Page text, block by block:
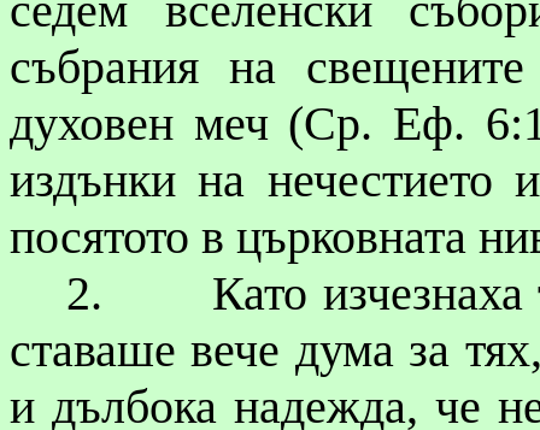
събрания на
духовен меч (Ср. Еф.
издънки на нечестието
посятото в църковната
2.
Като
ставаше вече дума за
и дълбока надежда, че